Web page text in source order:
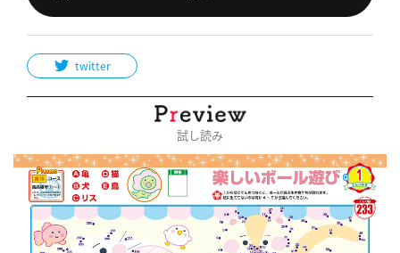
twitter
試し読み